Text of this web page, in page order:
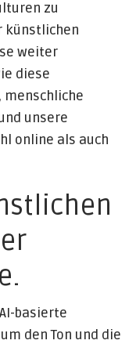
zu
künstlichen
weiter
diese
menschliche
unsere
online als auch
basierte
den Ton und die